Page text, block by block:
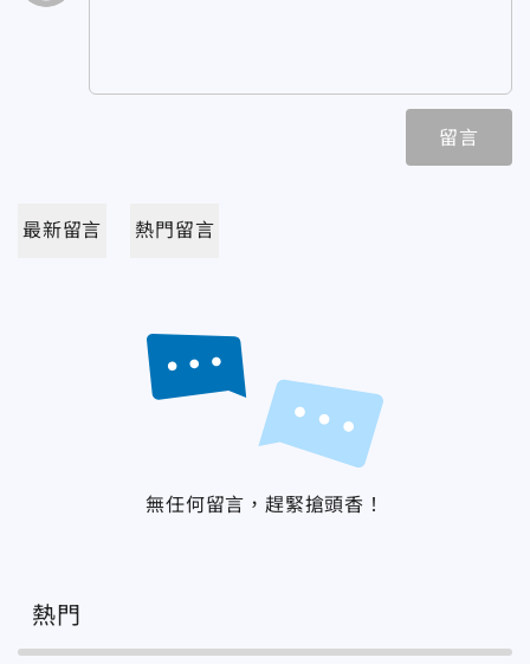
留言
最新留言 熱門留言
無任何留言，趕緊搶頭香！
熱門